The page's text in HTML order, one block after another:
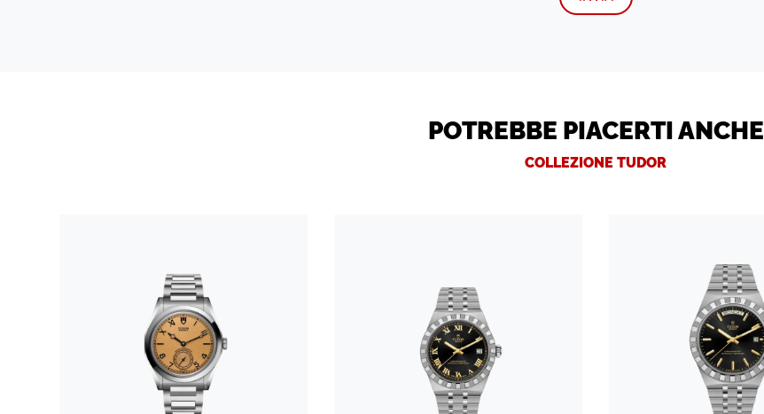
POTREBBE PIACERTI ANCHE
COLLEZIONE TUDOR